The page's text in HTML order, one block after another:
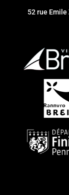
52 rue Emile